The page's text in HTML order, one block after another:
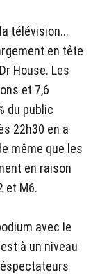
télévision...
en tête
House. Les
et 7,6
du public
22h30 en a
même que les
en raison
et M6.
avec le
à un niveau